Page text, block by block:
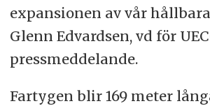
expansionen av vår
Glenn Edvardsen, vd för
pressmeddelande.
Fartygen blir 169 meter